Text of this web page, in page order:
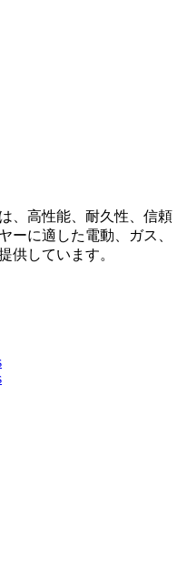
、高性能、耐久性、信頼
ーに適した電動、ガス、
供しています。